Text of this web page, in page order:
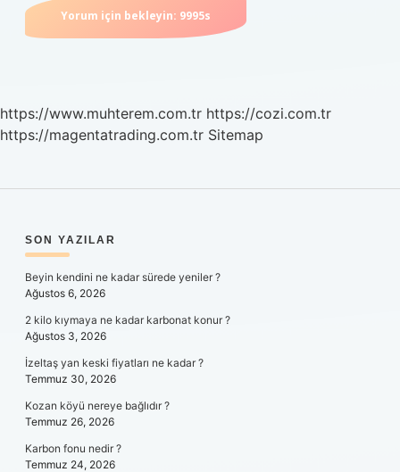
https://www.muhterem.com.tr https://cozi.com.tr
https://magentatrading.com.tr Sitemap
SIDEBAR
SON YAZILAR
Beyin kendini ne kadar sürede yeniler ?
Ağustos 6, 2026
2 kilo kıymaya ne kadar karbonat konur ?
Ağustos 3, 2026
İzeltaş yan keski fiyatları ne kadar ?
Temmuz 30, 2026
Kozan köyü nereye bağlıdır ?
Temmuz 26, 2026
Karbon fonu nedir ?
Temmuz 24, 2026